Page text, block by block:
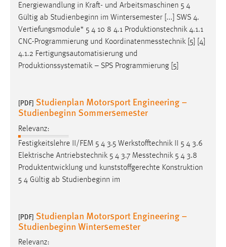
Energiewandlung in Kraft- und Arbeitsmaschinen 5 4
Gültig ab Studienbeginn im Wintersemester [...] SWS 4.
Vertiefungsmodule* 5 4 10 8 4.1 Produktionstechnik 4.1.1
CNC-Programmierung und Koordinatenmesstechnik [5] [4]
4.1.2 Fertigungsautomatisierung und
Produktionssystematik – SPS Programmierung [5]
[PDF] Studienplan Motorsport Engineering –
Studienbeginn Sommersemester
Relevanz:
Festigkeitslehre II/FEM 5 4 3.5 Werkstofftechnik II 5 4 3.6
Elektrische Antriebstechnik 5 4 3.7 Messtechnik 5 4 3.8
Produktentwicklung und kunststoffgerechte Konstruktion
5 4 Gültig ab Studienbeginn im
[PDF] Studienplan Motorsport Engineering –
Studienbeginn Wintersemester
Relevanz: